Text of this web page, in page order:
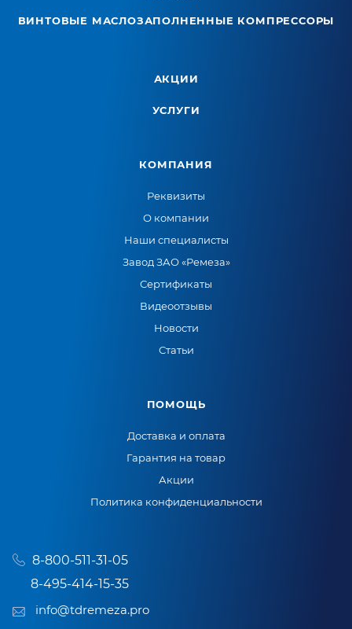
ВИНТОВЫЕ МАСЛОЗАПОЛНЕННЫЕ КОМПРЕССОРЫ
АКЦИИ
УСЛУГИ
КОМПАНИЯ
Реквизиты
О компании
Наши специалисты
Завод ЗАО «Ремеза»
Сертификаты
Видеоотзывы
Новости
Статьи
ПОМОЩЬ
Доставка и оплата
Гарантия на товар
Акции
Политика конфиденциальности
8-800-511-31-05
8-495-414-15-35
info@tdremeza.pro